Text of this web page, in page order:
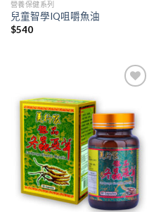
營養保健系列
兒童智學IQ咀嚼魚油
$540
Add to
wishlist